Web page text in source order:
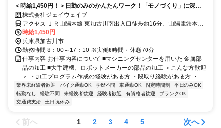
＜時給1,450円！＞日勤のみのかんたんワーク！「モノづくり」に深く
関わりたい方にピッタリ♪
株式会社ジェイウェイブ
アクセス ＪＲ山陽本線 東加古川南出入口徒歩約16分、山陽電鉄本線
別府（兵庫県）徒歩約23分、山陽電鉄本線 播磨町北口徒歩約32分
JR「東加古川駅」から徒歩で16分
時給1,450円
兵庫県加古川市
勤務時間 8：00～17：10 ※実働8時間・休憩70分
仕事内容 お仕事内容について ■マシニングセンターを用いた 金属部
品の加工 ■大手建機、ロボットメーカーの部品の加工 ＜こんな方歓迎
＞ ・加工プログラム作成の経験がある方 ・段取り経験がある方 ・...
業界未経験者歓迎 バイク通勤OK 学歴不問 車通勤OK 固定時間制
平日のみOK
転勤なし
経験不問 未経験者歓迎 経験者歓迎 有資格者歓迎
ブランクOK
交通費支給
土日祝休み
前へ 1 2 3 4 5 次へ